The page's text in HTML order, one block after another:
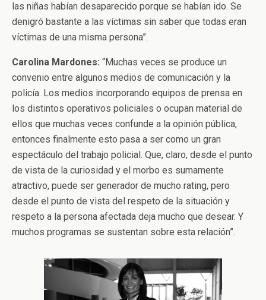
las niñas habían desaparecido porque se habían ido. Se
denigró bastante a las víctimas sin saber que todas eran
víctimas de una misma persona”.
Carolina Mardones: “Muchas veces se produce un
convenio entre algunos medios de comunicación y la
policía. Los medios incorporando equipos de prensa en
los distintos operativos policiales o ocupan material de
ellos que muchas veces confunde a la opinión pública,
entonces finalmente esto pasa a ser como un gran
espectáculo del trabajo policial. Que, claro, desde el punto
de vista de la curiosidad y el morbo es sumamente
atractivo, puede ser generador de mucho rating, pero
desde el punto de vista del respeto de la situación y
respeto a la persona afectada deja mucho que desear. Y
muchos programas se sustentan sobre esta relación”.